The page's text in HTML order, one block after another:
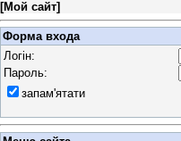
[Мой сайт]
Форма входа
Логін:
Пароль:
запам'ятати